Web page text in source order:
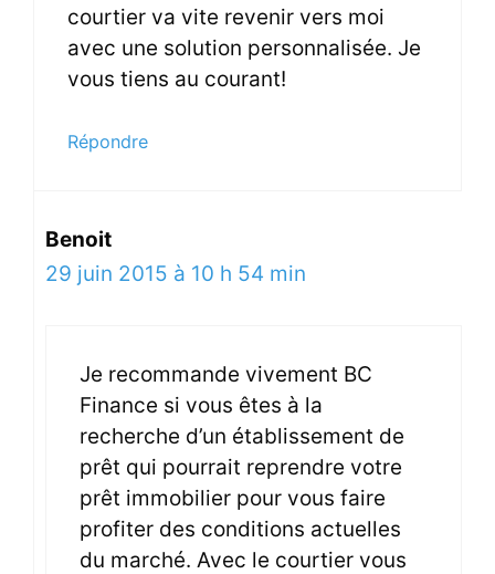
courtier va vite revenir vers moi
avec une solution personnalisée. Je
vous tiens au courant!
Répondre
Benoit
29 juin 2015 à 10 h 54 min
Je recommande vivement BC
Finance si vous êtes à la
recherche d’un établissement de
prêt qui pourrait reprendre votre
prêt immobilier pour vous faire
profiter des conditions actuelles
du marché. Avec le courtier vous